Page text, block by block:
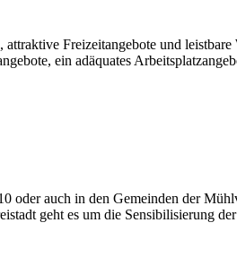
Freizeitangebote und
ein adäquates
oder auch in den Gemeinden der
geht es um die Sensibilisierung